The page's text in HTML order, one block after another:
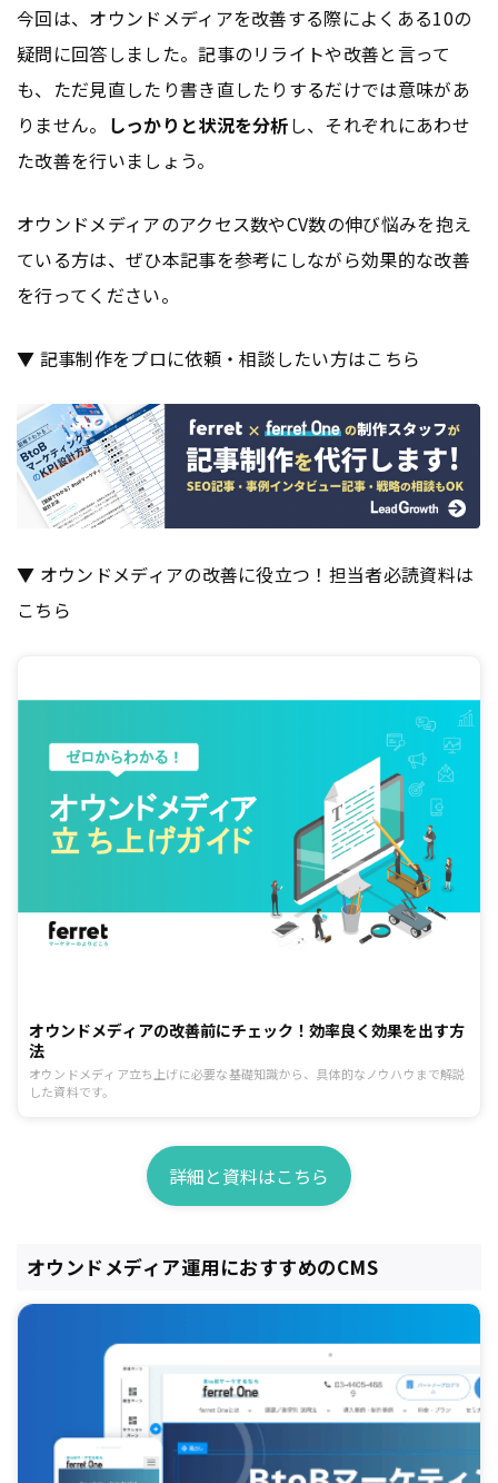
今回は、オウンドメディアを改善する際によくある10の
疑問に回答しました。記事のリライトや改善と言って
も、ただ見直したり書き直したりするだけでは意味があ
りません。 しっかりと状況を分析し、それぞれにあわせ
た改善を行いましょう。
オウンドメディアのアクセス数やCV数の伸び悩みを抱え
ている方は、ぜひ本記事を参考にしながら効果的な改善
を行ってください。
▼ 記事制作をプロに依頼・相談したい方はこちら
▼ オウンドメディアの改善に役立つ！担当者必読資料は
こちら
オウンドメディアの改善前にチェック！効率良く効果を出す方
法
オウンドメディア立ち上げに必要な基礎知識から、具体的なノウハウまで解説
した資料です。
詳細と資料はこちら
オウンドメディア運用におすすめのCMS